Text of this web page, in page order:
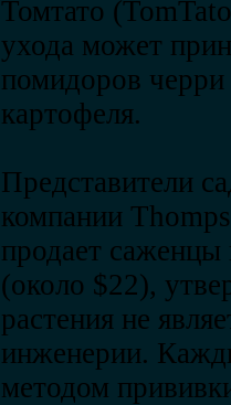
Томтато
ухода может
помидоров черри
картофеля.
Представители
компании
продает
(около $22),
растения не
инженерии.
методом